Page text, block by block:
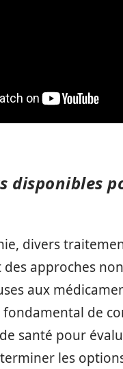
disponibles
divers
approches non
aux
fondamental de
santé pour
les